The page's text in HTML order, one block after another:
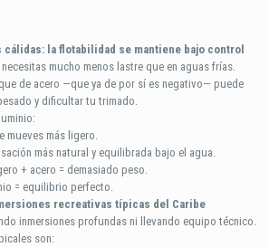
cálidas: la flotabilidad se mantiene bajo control
mucho menos lastre que en aguas frías.
de acero —que ya de por sí es negativo— puede
y dificultar tu trimado.
mueves más ligero.
más natural y equilibrada bajo el agua.
+ acero = demasiado peso.
= equilibrio perfecto.
recreativas típicas del Caribe
inmersiones profundas ni llevando equipo técnico.
son: